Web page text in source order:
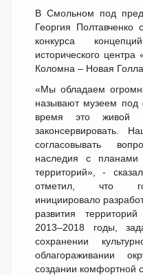
В Смольном под
Георгия Полтавченко
конкурса
исторического
Коломна – Новая
«Мы обладаем
называют музеем
время это живой
законсервировать.
согласовывать
наследия с планами
территорий», -
отметил, что
инициировало
развития
2013–2018 годы,
сохранении
облагораживании
создании комфортной